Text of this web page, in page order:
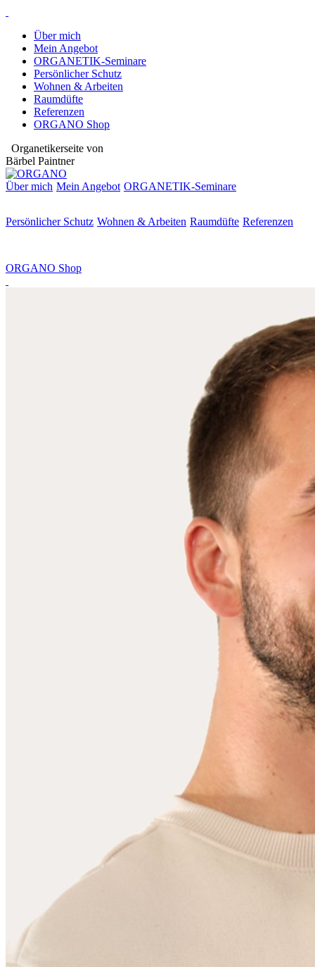
Über mich
Mein Angebot
ORGANETIK-Seminare
Persönlicher Schutz
Wohnen & Arbeiten
Raumdüfte
Referenzen
ORGANO Shop
Organetikerseite von
Bärbel Paintner
Über mich Mein Angebot ORGANETIK-Seminare
Persönlicher Schutz Wohnen & Arbeiten Raumdüfte Referenzen
ORGANO Shop